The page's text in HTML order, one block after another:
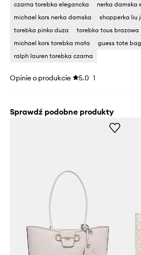
czarna torebka elegancka
nerka damska
michael kors nerka damska
shopperka liu
torebka pinko duza
torebka tous brazowa
michael kors torebka mała
guess tote bag
ralph lauren torebka czarna
Opinie o produkcie 5.0 1
Sprawdź podobne produkty